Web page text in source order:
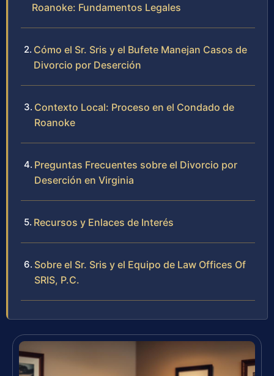
Roanoke: Fundamentos Legales
Cómo el Sr. Sris y el Bufete Manejan Casos de
Divorcio por Deserción
Contexto Local: Proceso en el Condado de
Roanoke
Preguntas Frecuentes sobre el Divorcio por
Deserción en Virginia
Recursos y Enlaces de Interés
Sobre el Sr. Sris y el Equipo de Law Offices Of
SRIS, P.C.